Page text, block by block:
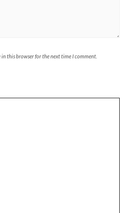
in this browser for the next time I comment.